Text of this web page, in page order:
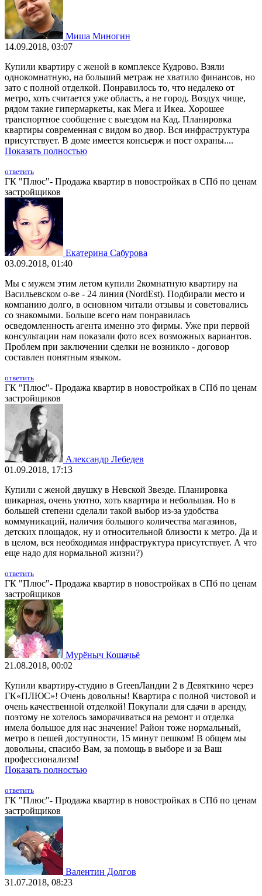
Миша Миногин
14.09.2018, 03:07
Купили квартиру с женой в комплексе Кудрово. Взяли
однокомнатную, на больший метраж не хватило финансов, но
зато с полной отделкой. Понравилось то, что недалеко от
метро, хоть считается уже область, а не город. Воздух чище,
рядом такие гипермаркеты, как Мега и Икеа. Хорошее
транспортное сообщение с выездом на Кад. Планировка
квартиры современная с видом во двор. Вся инфраструктура
присутствует. В доме имеется консьерж и пост охраны....
Показать полностью
ответить
ГК "Плюс"- Продажа квартир в новостройках в СПб по ценам
застройщиков
Екатерина Сабурова
03.09.2018, 01:40
Мы с мужем этим летом купили 2комнатную квартиру на
Васильевском о-ве - 24 линия (NordEst). Подбирали место и
компанию долго, в основном читали отзывы и советовались
со знакомыми. Больше всего нам понравилась
осведомленность агента именно это фирмы. Уже при первой
консультации нам показали фото всех возможных вариантов.
Проблем при заключении сделки не возникло - договор
составлен понятным языком.
ответить
ГК "Плюс"- Продажа квартир в новостройках в СПб по ценам
застройщиков
Александр Лебедев
01.09.2018, 17:13
Купили с женой двушку в Невской Звезде. Планировка
шикарная, очень уютно, хоть квартира и небольшая. Но в
большей степени сделали такой выбор из-за удобства
коммуникаций, наличия большого количества магазинов,
детских площадок, ну и относительной близости к метро. Да и
в целом, вся необходимая инфраструктура присутствует. А что
еще надо для нормальной жизни?)
ответить
ГК "Плюс"- Продажа квартир в новостройках в СПб по ценам
застройщиков
Мурёныч Кошачьё
21.08.2018, 00:02
Купили квартиру-студию в GreenЛандии 2 в Девяткино через
ГК«ПЛЮС»! Очень довольны! Квартира с полной чистовой и
очень качественной отделкой! Покупали для сдачи в аренду,
поэтому не хотелось заморачиваться на ремонт и отделка
имела большое для нас значение! Район тоже нормальный,
метро в пешей доступности, 15 минут пешком! В общем мы
довольны, спасибо Вам, за помощь в выборе и за Ваш
профессионализм!
Показать полностью
ответить
ГК "Плюс"- Продажа квартир в новостройках в СПб по ценам
застройщиков
Валентин Долгов
31.07.2018, 08:23